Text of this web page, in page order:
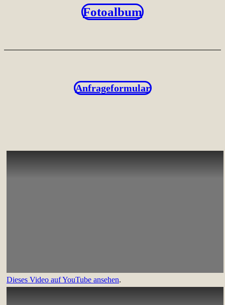
Fotoalbum
Anfrageformular
Dieses Video auf YouTube ansehen.